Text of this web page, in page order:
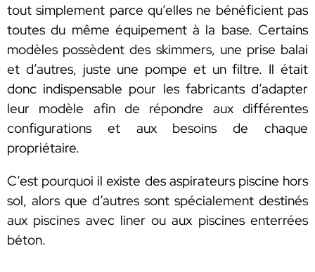
tout simplement parce qu’elles ne bénéficient pas
toutes du même équipement à la base. Certains
modèles possèdent des skimmers, une prise balai
et d’autres, juste une pompe et un filtre. Il était
donc indispensable pour les fabricants d’adapter
leur modèle afin de répondre aux différentes
configurations et aux besoins de chaque
propriétaire.
C’est pourquoi il existe des aspirateurs piscine hors
sol, alors que d’autres sont spécialement destinés
aux piscines avec liner ou aux piscines enterrées
béton.